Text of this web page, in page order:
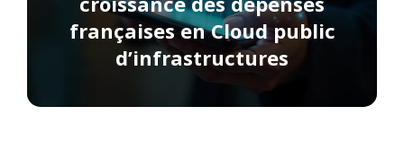
françaises en Cloud public
d’infrastructures